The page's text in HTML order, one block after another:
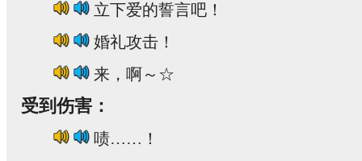
立下爱的誓言吧！
婚礼攻击！
来，啊～☆
受到伤害：
啧……！